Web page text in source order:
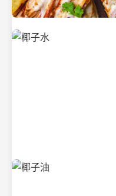
新鲜采摘的椰子
清凉解渴的椰子水